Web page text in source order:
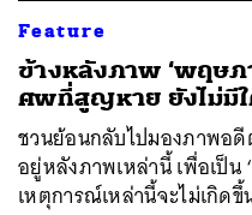
Feature
ข้างหลังภาพ ‘พฤษภ
ศพที่สูญหาย ยังไม่มี
ชวนย้อนกลับไปมองภาพอดี
อยู่หลังภาพเหล่านี้ เพื่อเป็น
เหตุการณ์เหล่านี้จะไม่เกิด